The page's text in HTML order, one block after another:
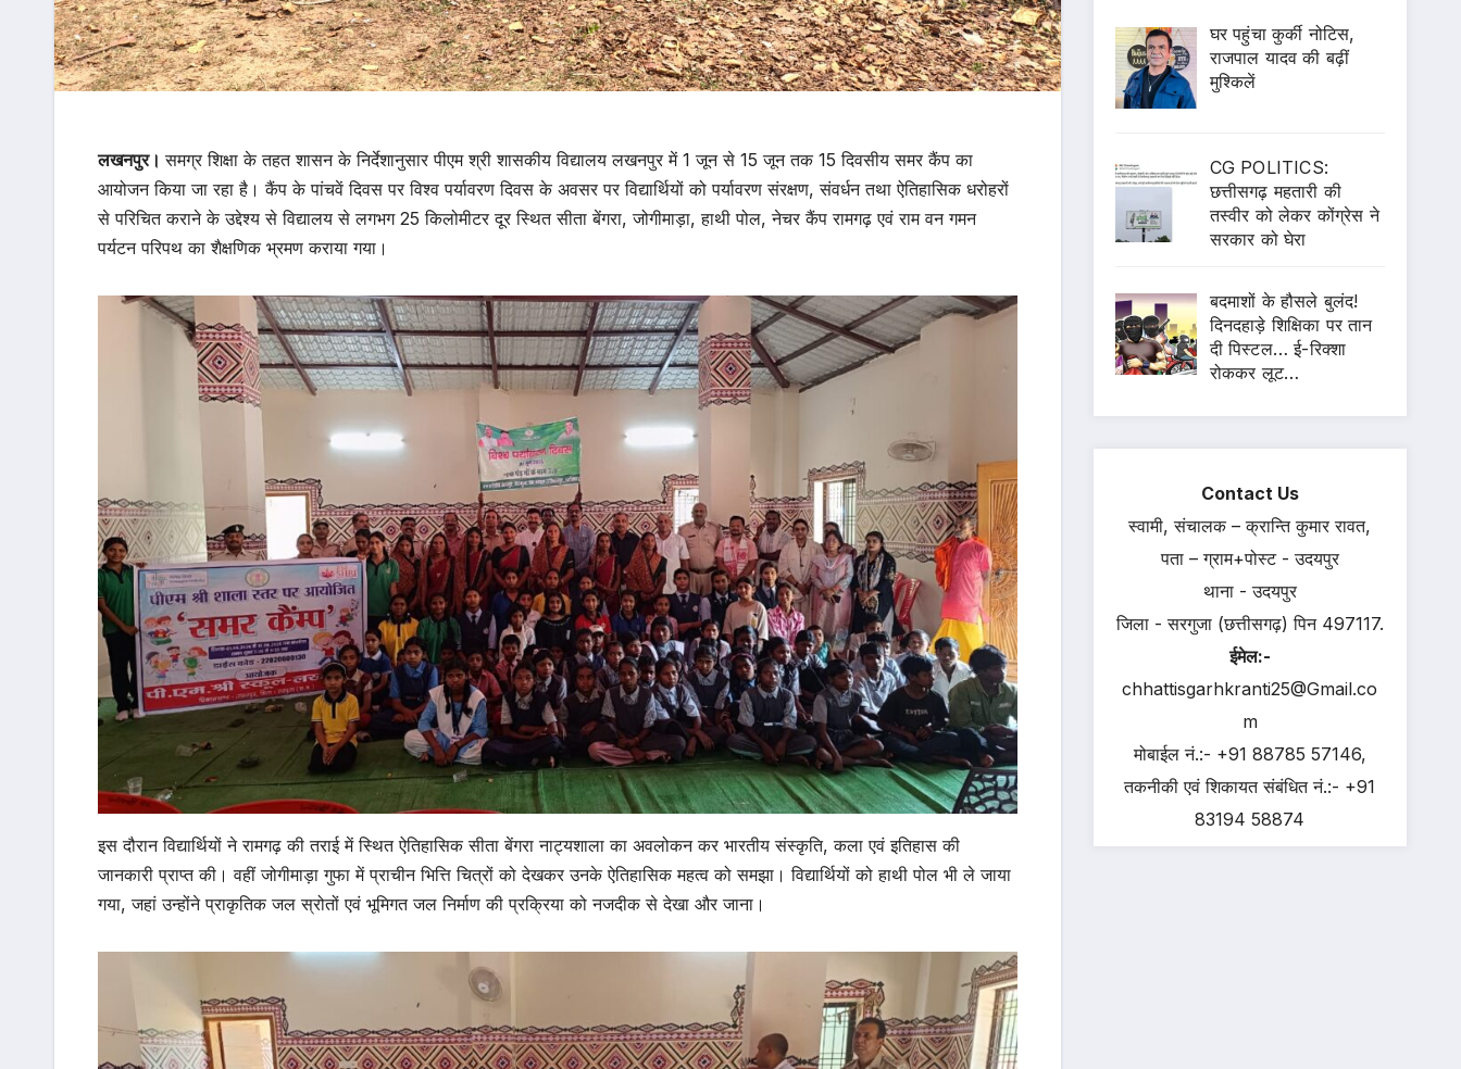
लखनपुर।समग्र शिक्षा के तहत शासन के निर्देशानुसार पीएम श्री शासकीय विद्यालय लखनपुर में 1 जून से 15 जून तक 15 दिवसीय समर कैंप का
आयोजन किया जा रहा है। कैंप के पांचवें दिवस पर विश्व पर्यावरण दिवस के अवसर पर विद्यार्थियों को पर्यावरण संरक्षण, संवर्धन तथा ऐतिहासिक धरोहरों
से परिचित कराने के उद्देश्य से विद्यालय से लगभग 25 किलोमीटर दूर स्थित सीता बेंगरा, जोगीमाड़ा, हाथी पोल, नेचर कैंप रामगढ़ एवं राम वन गमन
पर्यटन परिपथ का शैक्षणिक भ्रमण कराया गया।
इस दौरान विद्यार्थियों ने रामगढ़ की तराई में स्थित ऐतिहासिक सीता बेंगरा नाट्यशाला का अवलोकन कर भारतीय संस्कृति, कला एवं इतिहास की
जानकारी प्राप्त की। वहीं जोगीमाड़ा गुफा में प्राचीन भित्ति चित्रों को देखकर उनके ऐतिहासिक महत्व को समझा। विद्यार्थियों को हाथी पोल भी ले जाया
गया, जहां उन्होंने प्राकृतिक जल स्रोतों एवं भूमिगत जल निर्माण की प्रक्रिया को नजदीक से देखा और जाना।
घर पहुंचा कुर्की नोटिस,
राजपाल यादव की बढ़ीं
मुश्किलें
CG POLITICS:
छत्तीसगढ़ महतारी की
तस्वीर को लेकर कोंग्रेस ने
सरकार को घेरा
बदमाशों के हौसले बुलंद!
दिनदहाड़े शिक्षिका पर तान
दी पिस्टल… ई-रिक्शा
रोककर लूट…
Contact Us
स्वामी, संचालक – क्रान्ति कुमार रावत,
पता – ग्राम+पोस्ट - उदयपुर
थाना - उदयपुर
जिला - सरगुजा (छत्तीसगढ़) पिन 497117.
ईमेल:-
chhattisgarhkranti25@Gmail.co
m
मोबाईल नं.:- +91 88785 57146,
तकनीकी एवं शिकायत संबंधित नं.:- +91
83194 58874